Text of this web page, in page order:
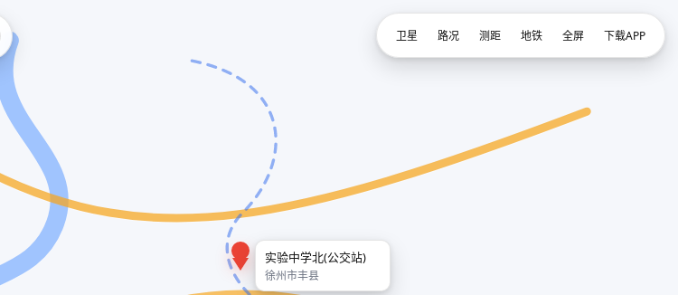
实验中学北(公交站)
徐州市丰县
卫星 路况 测距 地铁 全屏 下载APP